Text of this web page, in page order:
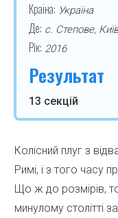
Країна: Україна
Де: с. Степове,
Рік: 2016
Результат
13 секцій
Колісний плуг з
Римі, і з того часу
Що ж до розмірів,
минулому столітті